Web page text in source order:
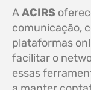
AACIRS
comunicação,
plataformas
facilitar o
essas